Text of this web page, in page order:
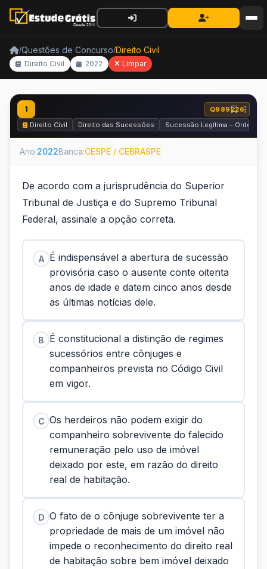
/Questões de Concurso/Direito Civil
Direito Civil 2022 Limpar
1
Q989226
Direito Civil
Direito das Sucessões Sucessão Legítima – Ordem
Ano:2022Banca:CESPE / CEBRASPE
De acordo com a jurisprudência do Superior
Tribunal de Justiça e do Supremo Tribunal
Federal, assinale a opção correta.
A É indispensável a abertura de sucessão
provisória caso o ausente conte oitenta
anos de idade e datem cinco anos desde
as últimas notícias dele.
B
É constitucional a distinção de regimes
sucessórios entre cônjuges e
companheiros prevista no Código Civil
em vigor.
C Os herdeiros não podem exigir do
companheiro sobrevivente do falecido
remuneração pelo uso de imóvel
deixado por este, em razão do direito
real de habitação.
D O fato de o cônjuge sobrevivente ter a
propriedade de mais de um imóvel não
impede o reconhecimento do direito real
de habitação sobre bem imóvel deixado